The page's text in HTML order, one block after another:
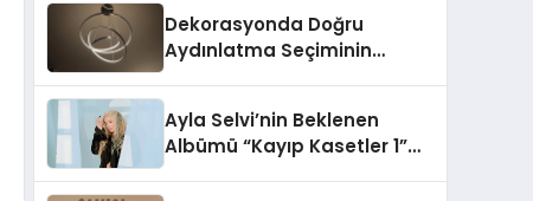
Dekorasyonda Doğru
Aydınlatma Seçiminin
Ayla Selvi’nin Beklenen
Albümü “Kayıp Kasetler 1”